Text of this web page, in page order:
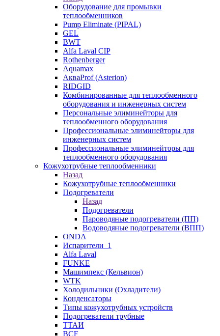
Оборудование для промывки
теплообменников
Pump Eliminate (PIPAL)
GEL
BWT
Alfa Laval CIP
Rothenberger
Aquamax
АкваProf (Asterion)
RIDGID
Комбинированные для теплообменного
оборудования и инженерных систем
Персональные элиминейторы для
теплообменного оборудования
Профессиональные элиминейторы для
инженерных систем
Профессиональные элиминейторы для
теплообменного оборудования
Кожухотрубные теплообменники
Назад
Кожухотрубные теплообменники
Подогреватели
Назад
Подогреватели
Пароводяные подогреватели (ПП)
Водоводяные подогреватели (ВПП)
ONDA
Испарители_1
Alfa Laval
FUNKE
Машимпекс (Кельвион)
WTK
Холодильники (Охладители)
Конденсаторы
Типы кожухотрубных устройств
Подогреватели трубные
ТТАИ
BCF